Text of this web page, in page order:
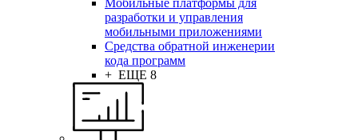
Мобильные платформы для
разработки и управления
мобильными приложениями
Средства обратной инженерии
кода программ
+ ЕЩЕ 8